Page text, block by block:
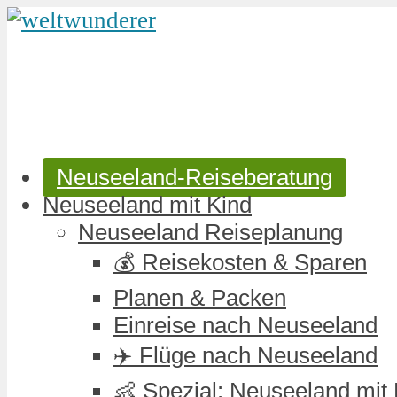
Neuseeland-Reiseberatung
Neuseeland mit Kind
Neuseeland Reiseplanung
💰 Reisekosten & Sparen
Planen & Packen
Einreise nach Neuseeland
✈️ Flüge nach Neuseeland
👶 Spezial: Neuseeland mit